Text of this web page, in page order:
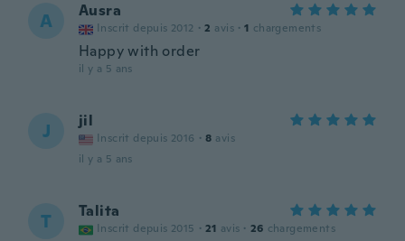
A Ausra
Inscrit depuis 2012 · 2 avis · 1 chargements
Happy with order
il y a 5 ans
J jil
Inscrit depuis 2016 · 8 avis
il y a 5 ans
T Talita
Inscrit depuis 2015 · 21 avis · 26 chargements